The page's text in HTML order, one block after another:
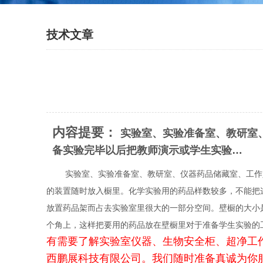
技术文章
内容提要：
实验室、实验准备室、教研
备实验完毕以后把教师演示或学生实验…
实验室、实验准备室、教研室、仪器药品储藏室、工作
的装置随时放入橱里。化学实验用的药品样数较多，不能
放置药品架而占去实验室里很大的一部分空间。壁橱的大
个角上，这样把要用的药品放在壁橱里对于准备学生实验
有需要了解实验室仪器、生物安全柜、超净
西鹏展科技有限公司。我们随时准备真诚为你